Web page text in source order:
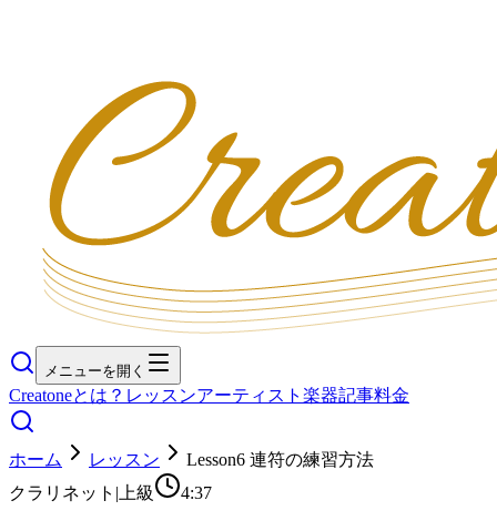
メニューを開く
Creatoneとは？ レッスンアーティスト 楽器記事料金
ホーム レッスン
Lesson6 連符の練習方法
クラリネット | 上級 4:37